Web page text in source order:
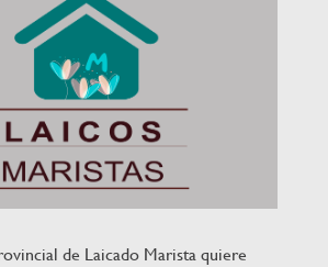
de Laicado Marista quiere